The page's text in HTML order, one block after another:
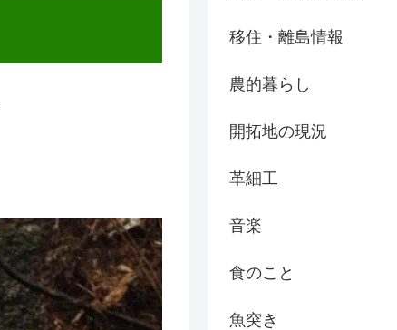
移住・離島情報
農的暮らし
開拓地の現況
革細工
音楽
食のこと
魚突き